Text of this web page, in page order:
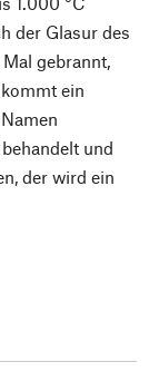
der Glasur des
gebrannt,
ein
und
der wird ein